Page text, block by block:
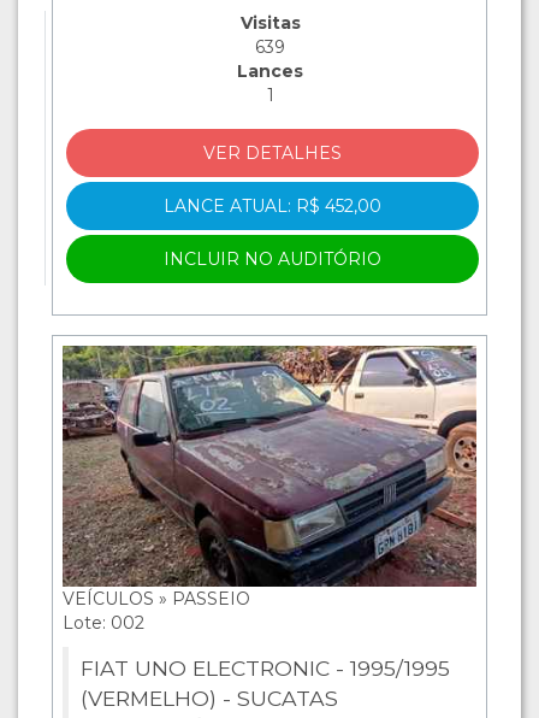
Visitas
639
Lances
1
VER DETALHES
LANCE ATUAL: R$ 452,00
INCLUIR NO AUDITÓRIO
VEÍCULOS » PASSEIO
Lote: 002
FIAT UNO ELECTRONIC - 1995/1995
(VERMELHO) - SUCATAS